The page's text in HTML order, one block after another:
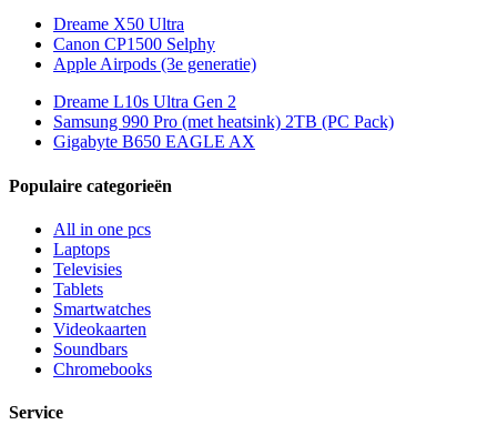
Dreame X50 Ultra
Canon CP1500 Selphy
Apple Airpods (3e generatie)
Dreame L10s Ultra Gen 2
Samsung 990 Pro (met heatsink) 2TB (PC Pack)
Gigabyte B650 EAGLE AX
Populaire categorieën
All in one pcs
Laptops
Televisies
Tablets
Smartwatches
Videokaarten
Soundbars
Chromebooks
Service